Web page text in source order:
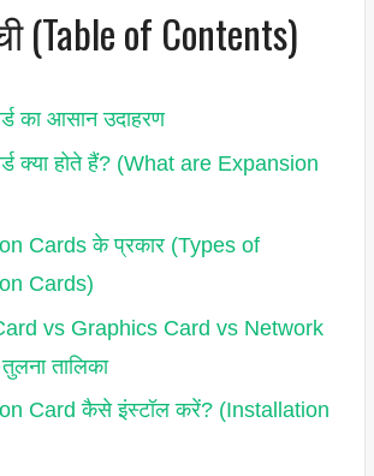
(Table of Contents)
का आसान उदाहरण
क्या होते हैं? (What are Expansion
Cards के प्रकार (Types of
Cards)
vs Graphics Card vs Network
तालिका
Card कैसे इंस्टॉल करें? (Installation